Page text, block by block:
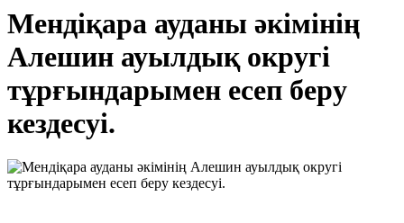
Мендіқара ауданы әкімінің
Алешин ауылдық округі
тұрғындарымен есеп беру
кездесуі.